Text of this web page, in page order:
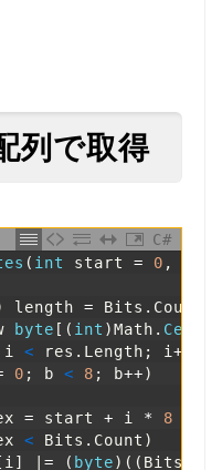
列で取得
C#
( int start = 0 ,
length = Bits . Count
byte [ ( int )Math .
i < res . Length ; i ++
0 ; b < 8 ; b++)
= start + i * 8
< Bits . Count )
[ i ] = ( byte) ( ( Bits